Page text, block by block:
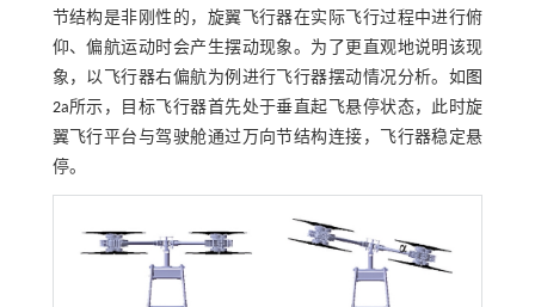
节结构是非刚性的，旋翼飞行器在实际飞行过程中进行俯
仰、偏航运动时会产生摆动现象。为了更直观地说明该现
象，以飞行器右偏航为例进行飞行器摆动情况分析。如 图
2a所示，目标飞行器首先处于垂直起飞悬停状态，此时旋
翼飞行平台与驾驶舱通过万向节结构连接，飞行器稳定悬
停。